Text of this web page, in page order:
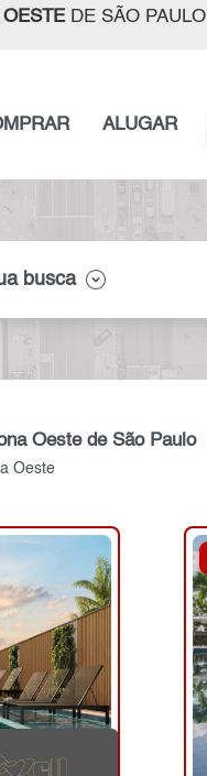
DE SÃO PAULO
ALUGAR
busca
Oeste de São Paulo
Oeste